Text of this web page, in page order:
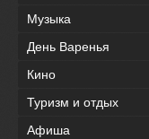
Музыка
День Варенья
Кино
Туризм и отдых
Афиша